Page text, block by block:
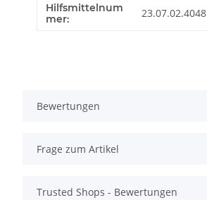
Hilfsmittelnum
mer:
23.07.02.4048
Bewertungen
Frage zum Artikel
Trusted Shops - Bewertungen